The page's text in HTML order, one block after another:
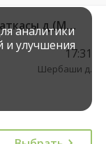
Чебоксары Пригородный АВ — Анаткасы д.(Моргаушский район) 609а
17:31
Шербаши д.
аналитики
и улучшения